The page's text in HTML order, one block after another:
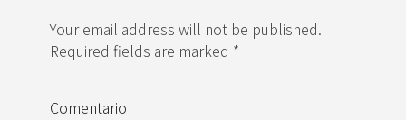
Your email address will not be published.
Required fields are marked *
Comentario